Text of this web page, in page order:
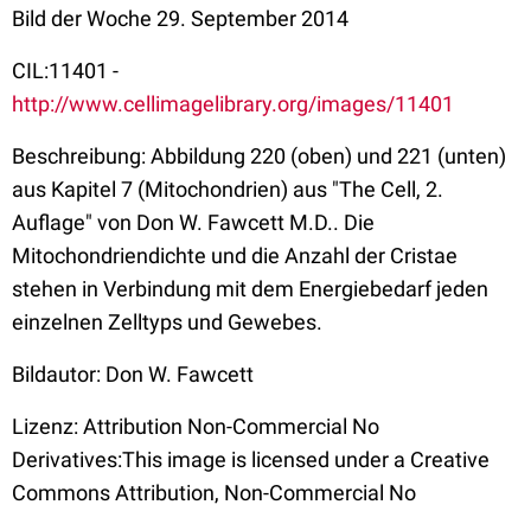
Bild der Woche 29. September 2014
CIL:11401 -
http://www.cellimagelibrary.org/images/11401
Beschreibung:Abbildung 220 (oben) und 221 (unten)
aus Kapitel 7 (Mitochondrien) aus "The Cell, 2.
Auflage" von Don W. Fawcett M.D.. Die
Mitochondriendichte und die Anzahl der Cristae
stehen in Verbindung mit dem Energiebedarf jeden
einzelnen Zelltyps und Gewebes.
Bildautor: Don W. Fawcett
Lizenz: Attribution Non-Commercial No
Derivatives:This image is licensed under a Creative
Commons Attribution, Non-Commercial No